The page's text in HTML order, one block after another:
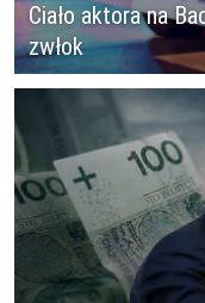
Ciało aktora na
zwłok